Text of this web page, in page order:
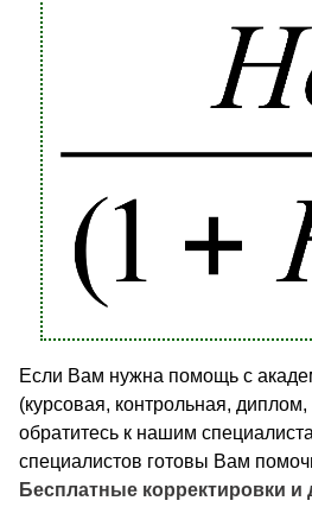
Если Вам нужна помощь с
(курсовая, контрольная,
обратитесь к нашим
специалистов готовы Вам
Бесплатные корректировки и